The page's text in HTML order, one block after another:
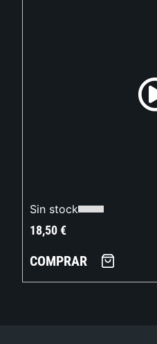
Sin stock
18,50€
COMPRAR